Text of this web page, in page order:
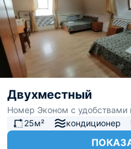
Двухместный
Номер Эконом с удобствами
25м²
кондиционер